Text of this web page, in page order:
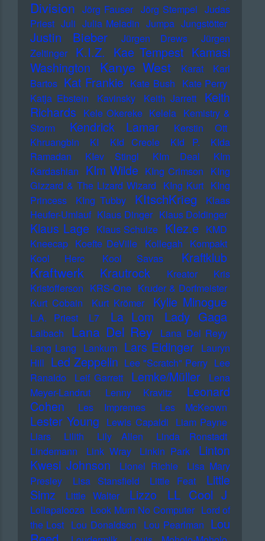
Division Jörg Fauser Jörg Stempel Judas
Priest Juli Julia Meladin Jumpa Jungstötter
Justin Bieber Jürgen Drews
Jürgen
Zeltinger
K.I.Z. Kae Tempest Kamasi
Washington
Kanye West Karat
Karl
Bartos Kat Frankie Kate Bush Kate Perry
Katja Ebstein
Kavinsky Keith Jarrett
Keith
Richards Kele Okereke Kelela Kemistry &
Storm
Kendrick Lamar
Kerstin Ott
Khruangbin
KI KId Creole KId P.
KIda
Ramadan
KIev Stingl KIm Deal
KIm
Kardashian KIm Wilde KIng Crimson KIng
Gizzard & The Lizard Wizard KIng Kurt KIng
Princess
KIng Tubby KItschKrieg
Klaas
Heufer-Umlauf Klaus Dinger Klaus Doldinger
Klaus Lage Klaus Schulze Klez.e KMD
Kneecap Koefte DeVille Kollegah Kompakt
Kool Herc
Kool Savas Kraftklub
Kraftwerk Krautrock Kreator
Kris
Kristofferson KRS-One Kruder & Dorfmeister
Kurt Cobain
Kurt Krömer Kylie Minogue
L.A. Priest L7 La Lom Lady Gaga
Laibach Lana Del Rey
Lana Del Reyy
Lang Lang Lankum Lars Eidinger Lauryn
Hill Led Zeppelin Lee "Scratch" Perry Lee
Ranaldo
Leif Garrett Lemke/Müller
Lena
Meyer-Landrut
Lenny Kravitz
Leonard
Cohen
Les Impremes Les McKeown
Lester Young Lewis Capaldi Liam Payne
Liars
Lilith Lily Allen
Linda Ronstadt
Lindemann
Link Wray Linkin Park
Linton
Kwesi Johnson
Lionel Richie
Lisa Mary
Presley
Lisa Stansfield Little Feat
Little
Simz
Little Walter Lizzo LL Cool J
Lollapalooza Look Mum No Computer Lord of
the Lost Lou Donaldson Lou Pearlman Lou